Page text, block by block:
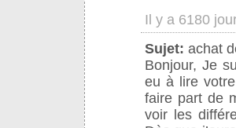
Il y a 6180
Sujet: achat
Bonjour, Je
eu à lire
faire part de
voir les